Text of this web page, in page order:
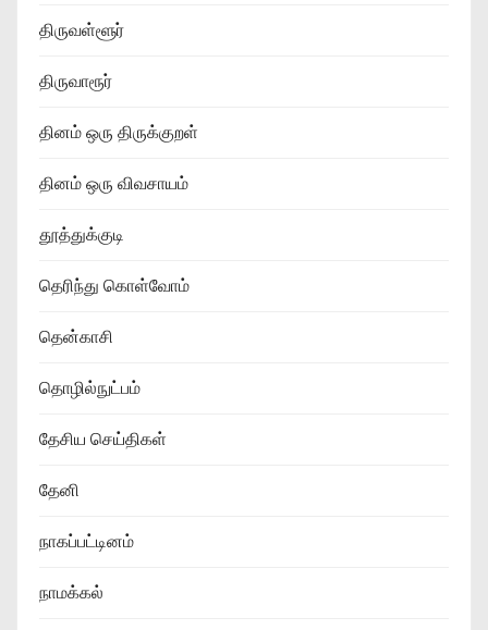
திருவள்ளூர்
திருவாரூர்
தினம் ஒரு திருக்குறள்
தினம் ஒரு விவசாயம்
தூத்துக்குடி
தெரிந்து கொள்வோம்
தென்காசி
தொழில்நுட்பம்
தேசிய செய்திகள்
தேனி
நாகப்பட்டினம்
நாமக்கல்